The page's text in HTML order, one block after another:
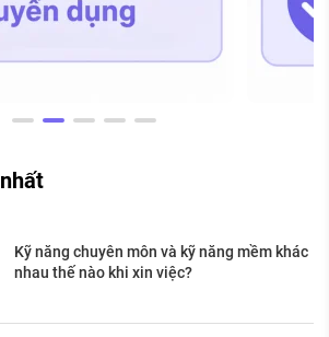
Kỹ năng chuyên môn và kỹ năng mềm khác
nhau thế nào khi xin việc?